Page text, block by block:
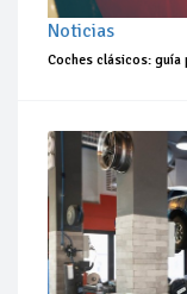
Noticias
Coches clásicos: guía